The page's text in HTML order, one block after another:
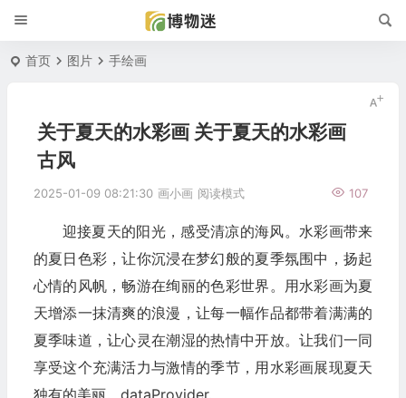
首页 图片 手绘画
关于夏天的水彩画 关于夏天的水彩画
古风
2025-01-09 08:21:30 画小画 107
阅读模式
迎接夏天的阳光，感受清凉的海风。水彩画带来
的夏日色彩，让你沉浸在梦幻般的夏季氛围中，扬起
心情的风帆，畅游在绚丽的色彩世界。用水彩画为夏
天增添一抹清爽的浪漫，让每一幅作品都带着满满的
夏季味道，让心灵在潮湿的热情中开放。让我们一同
享受这个充满活力与激情的季节，用水彩画展现夏天
独有的美丽。dataProvider.